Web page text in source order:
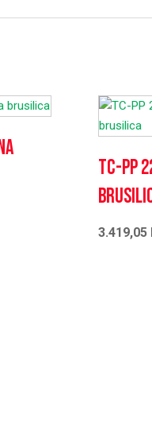
TC-PP
3.419,05